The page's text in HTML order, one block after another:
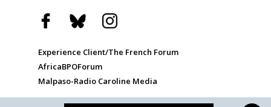
Experience Client/The French Forum
AfricaBPOForum
Malpaso-Radio Caroline Media